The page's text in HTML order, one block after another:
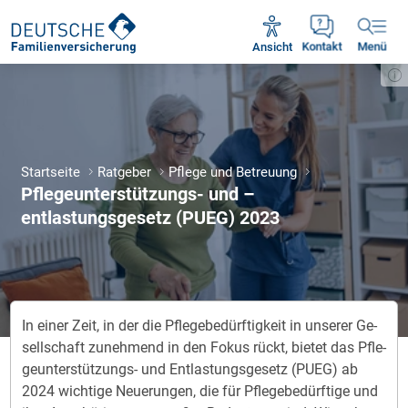
Kontakt
Ansicht Menü
Mo - Fr 09:00 - 18:30 Uhr
Startseite Ratgeber Pflege und Betreuung
Pflegeunterstützungs- und –
entlastungsgesetz (PUEG) 2023
In ei­ner Zeit, in der die Pfle­ge­be­dürf­tig­keit in un­se­rer Ge­
sell­schaft zu­neh­mend in den Fo­kus rückt, bie­tet das Pfle­
ge­un­ter­stüt­zungs- und Ent­las­tungs­ge­setz (PUEG) ab
2024 wich­tige Neu­e­run­gen, die für Pfle­ge­be­dürf­tige und